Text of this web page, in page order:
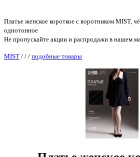
Платье женское короткое с воротником MIST,
однотонное
Не пропускайте акции и распродажи в нашем
MIST / / / подобные товары